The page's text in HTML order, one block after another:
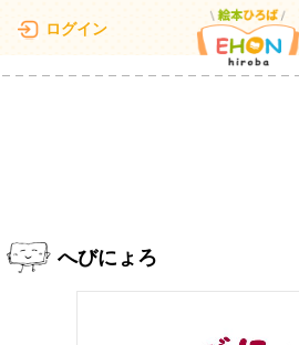
ログイン
へびにょろ